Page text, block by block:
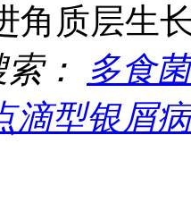
角质层生
：
多食
滴型银屑